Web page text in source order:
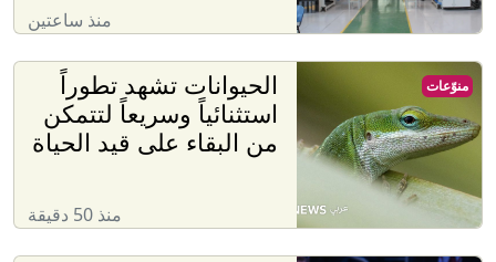
منذ ساعتين
الحيوانات تشهد تطوراً
استثنائياً وسريعاً لتتمكن
من البقاء على قيد الحياة
منذ 50 دقيقة
منوّعات